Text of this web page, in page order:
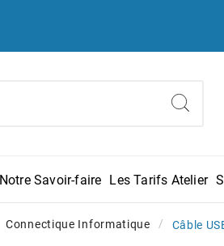
Notre Savoir-faire Les Tarifs Atelier
Connectique Informatique Câble